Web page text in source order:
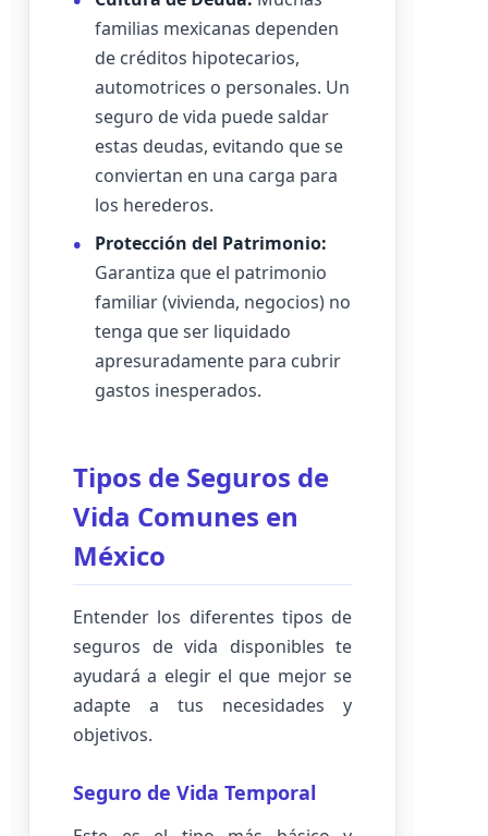
familias mexicanas dependen
de créditos hipotecarios,
automotrices o personales. Un
seguro de vida puede saldar
estas deudas, evitando que se
conviertan en una carga para
los herederos.
Protección del Patrimonio:
Garantiza que el patrimonio
familiar (vivienda, negocios) no
tenga que ser liquidado
apresuradamente para cubrir
gastos inesperados.
Tipos de Seguros de
Vida Comunes en
México
Entender los diferentes tipos de
seguros de vida disponibles te
ayudará a elegir el que mejor se
adapte a tus necesidades y
objetivos.
Seguro de Vida Temporal